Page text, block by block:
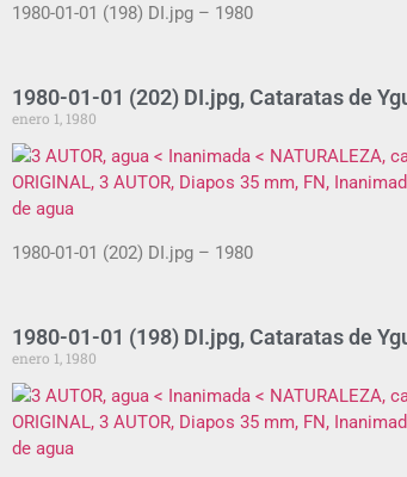
1980-01-01 (198) DI.jpg – 1980
1980-01-01 (202) DI.jpg, Cataratas de
enero 1, 1980
1980-01-01 (202) DI.jpg – 1980
1980-01-01 (198) DI.jpg, Cataratas de
enero 1, 1980